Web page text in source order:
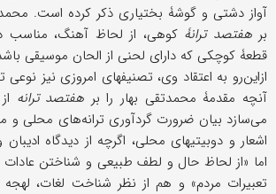
آواز دشتی و گوشۀ بختیاری ذکر کرده است.
بر هفتصد ترانۀ کوهی، از لحاظ آهنگ، مناسب
قطعۀ کوچکی که دارای لحنی از الحان موسیقی باشد
آنچه مقدمۀ محمدتقی بهار را بر هفتصد ترانه
می‌سازد بیان ضرورت گردآوری ترانه‌های محلی و
اشعار و دوبیتیهای محلی، اگرچه از دیدگاه
اما «از لحاظ حال و لطف طبیعی و شناختن
تعبیرات مردم» و هم از نظر شناخت لغات، لهجه